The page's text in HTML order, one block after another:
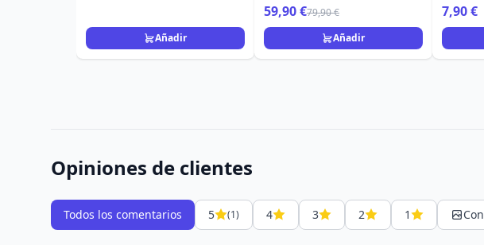
Añadir
59,90 €79,90 €
Añadir
7,90 €
Opiniones de clientes
Todos los comentarios 5 (1) 4 3 2 1